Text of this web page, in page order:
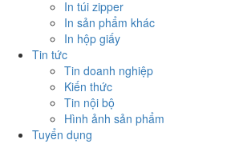
In túi zipper
In sản phẩm khác
In hộp giấy
Tin tức
Tin doanh nghiệp
Kiến thức
Tin nội bộ
Hình ảnh sản phẩm
Tuyển dụng